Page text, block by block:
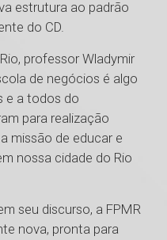
estrutura ao padrão
do CD.
professor Wladymir
de negócios é algo
e a todos do
para realização
missão de educar e
nossa cidade do Rio
seu discurso, a FPMR
nova, pronta para